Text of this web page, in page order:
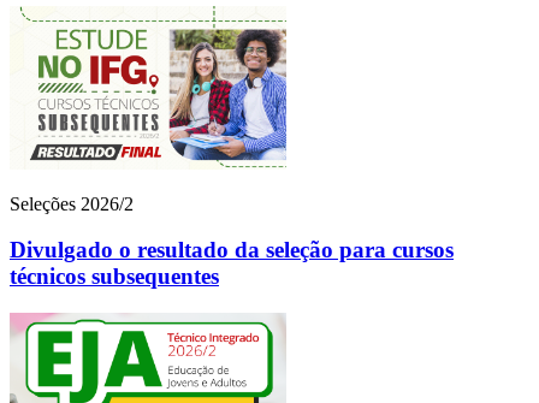
Seleções 2026/2
Divulgado o resultado da seleção para cursos
técnicos subsequentes